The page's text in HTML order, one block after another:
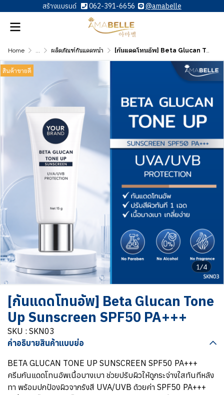
สร้างแบรนด์ 062-391-6656 @amabelle
Home ... ผลิตภัณฑ์กันแดดหน้า [กันแดดโทนอัพ] Beta Glucan Tone Up Sunscreen SPF50 PA+++
1/4
สินค้าขายดี
[กันแดดโทนอัพ] Beta Glucan Tone
Up Sunscreen SPF50 PA+++
SKU : SKN03
คำอธิบายสินค้าแบบย่อ
BETA GLUCAN TONE UP SUNSCREEN SPF50 PA+++
ครีมกันแดดโทนอัพเนื้อบางเบา ช่วยปรับผิวให้ดูกระจ่างใสทันทีหลัง
ทา พร้อมปกป้องผิวจากรังสี UVA/UVB ด้วยค่า SPF50 PA+++